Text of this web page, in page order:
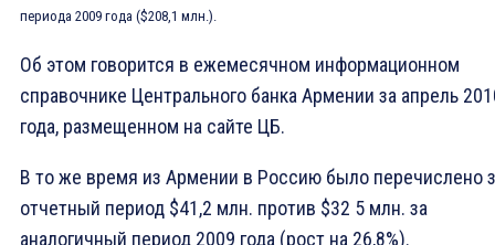
периода 2009 года ($208,1 млн.).
Об этом говорится в ежемесячном информационном
справочнике Центрального банка Армении за апрель
года, размещенном на сайте ЦБ.
В то же время из Армении в Россию было перечислено
отчетный период $41,2 млн. против $32 5 млн. за
аналогичный период 2009 года (рост на 26,8%).